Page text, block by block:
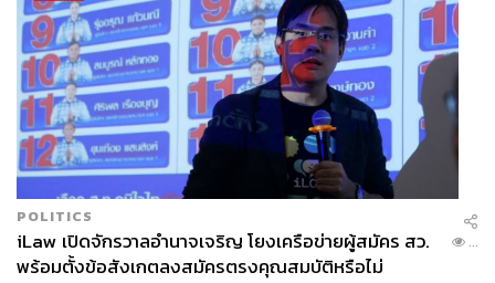
POLITICS
iLaw เปิดจักรวาลอำนาจเจริญ โยงเครือข่ายผู้สมัคร สว.
พร้อมตั้งข้อสังเกตลงสมัครตรงคุณสมบัติหรือไม่
...